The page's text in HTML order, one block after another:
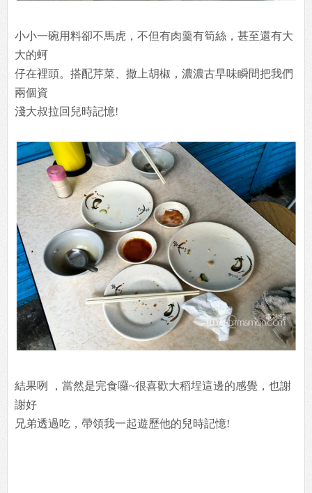
小小一碗用料卻不馬虎，不但有肉羹有筍絲，甚至還有大
大的蚵
仔在裡頭。搭配芹菜、撒上胡椒，濃濃古早味瞬間把我們
兩個資
淺大叔拉回兒時記憶!
結果咧 ，當然是完食囉~很喜歡大稻埕這邊的感覺，也謝
謝好
兄弟透過吃，帶領我一起遊歷他的兒時記憶!